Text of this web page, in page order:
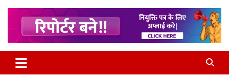
Mahimakhadicha